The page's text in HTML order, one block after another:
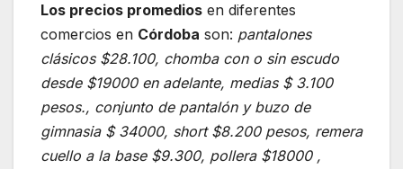
Los precios promedios en diferentes
comercios en Córdoba son: pantalones
clásicos $28.100, chomba con o sin escudo
desde $19000 en adelante, medias $ 3.100
pesos., conjunto de pantalón y buzo de
gimnasia $ 34000, short $8.200 pesos, remera
cuello a la base $9.300, pollera $18000 ,